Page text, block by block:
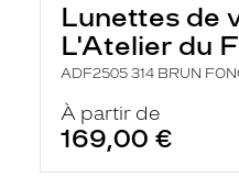
Lunettes de
L'Atelier du
ADF2505 314 BRUN
À partir de
169,00 €